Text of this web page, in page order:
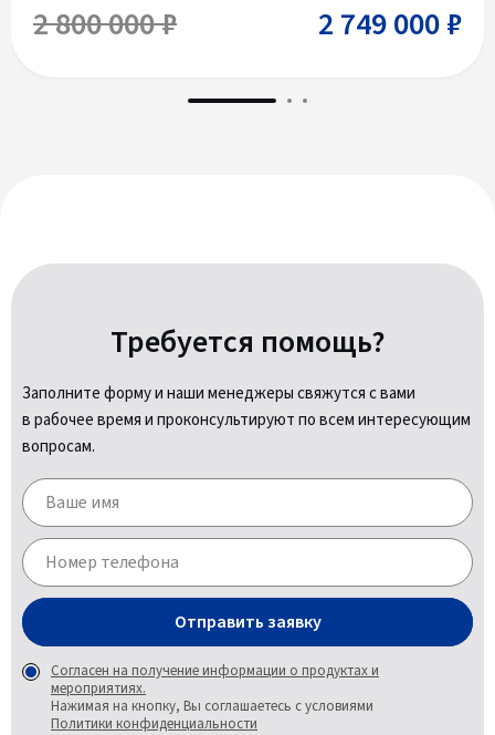
2 800 000 ₽ 2 749 000 ₽
Требуется помощь?
Заполните форму и наши менеджеры свяжутся с вами
в рабочее время и проконсультируют по всем интересующим
вопросам.
Отправить заявку
Согласен на получение информации о продуктах и
мероприятиях.
Нажимая на кнопку, Вы соглашаетесь с условиями
Политики конфиденциальности